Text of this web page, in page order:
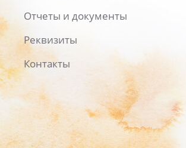
Отчеты и документы
Реквизиты
Контакты